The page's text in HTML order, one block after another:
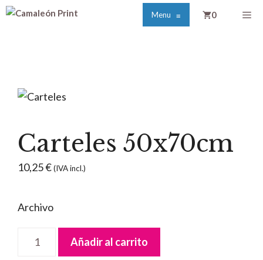
Saltar
Menu ≡ 0
Carteles 50x70cm
10,25€(IVA incl.)
Archivo
Carteles
Añadir al carrito